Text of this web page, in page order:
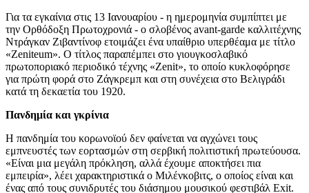
Για τα εγκαίνια στις 13 Ιανουαρίου - η ημερομηνία συμπίπτει με
την Ορθόδοξη Πρωτοχρονιά - ο σλοβένος avant-garde καλλιτέχνης
Ντράγκαν Ζιβαντίνοφ ετοιμάζει ένα υπαίθριο υπερθέαμα με τίτλο
«Zeniteum». Ο τίτλος παραπέμπει στο γιουγκοσλαβικό
πρωτοποριακό περιοδικό τέχνης «Zenit», το οποίο κυκλοφόρησε
για πρώτη φορά στο Ζάγκρεμπ και στη συνέχεια στο Βελιγράδι
κατά τη δεκαετία του 1920.
Πανδημία και γκρίνια
Η πανδημία του κορωνοϊού δεν φαίνεται να αγχώνει τους
εμπνευστές των εορτασμών στη σερβική πολιτιστική πρωτεύουσα.
«Είναι μια μεγάλη πρόκληση, αλλά έχουμε αποκτήσει πια
εμπειρία», λέει χαρακτηριστικά ο Μιλένκοβιτς, ο οποίος είναι και
ένας από τους συνιδρυτές του διάσημου μουσικού φεστιβάλ Exit.